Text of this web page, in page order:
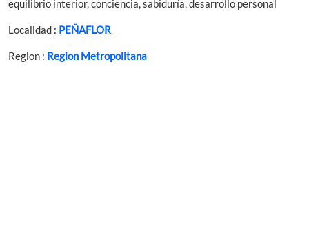
equilibrio interior, conciencia, sabiduría, desarrollo personal
Localidad : PEÑAFLOR
Region : Region Metropolitana